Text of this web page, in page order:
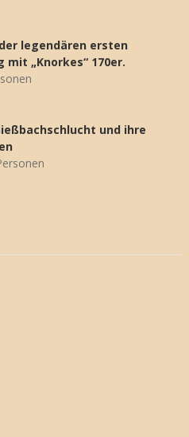
legendären ersten
mit „Knorkes“ 170er.
und ihre